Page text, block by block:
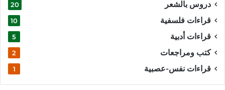
دروس بالشعر 20
قراءات فلسفية 10
قراءات أدبية 5
كتب ومراجعات 2
قراءات نفس-عصبية 1